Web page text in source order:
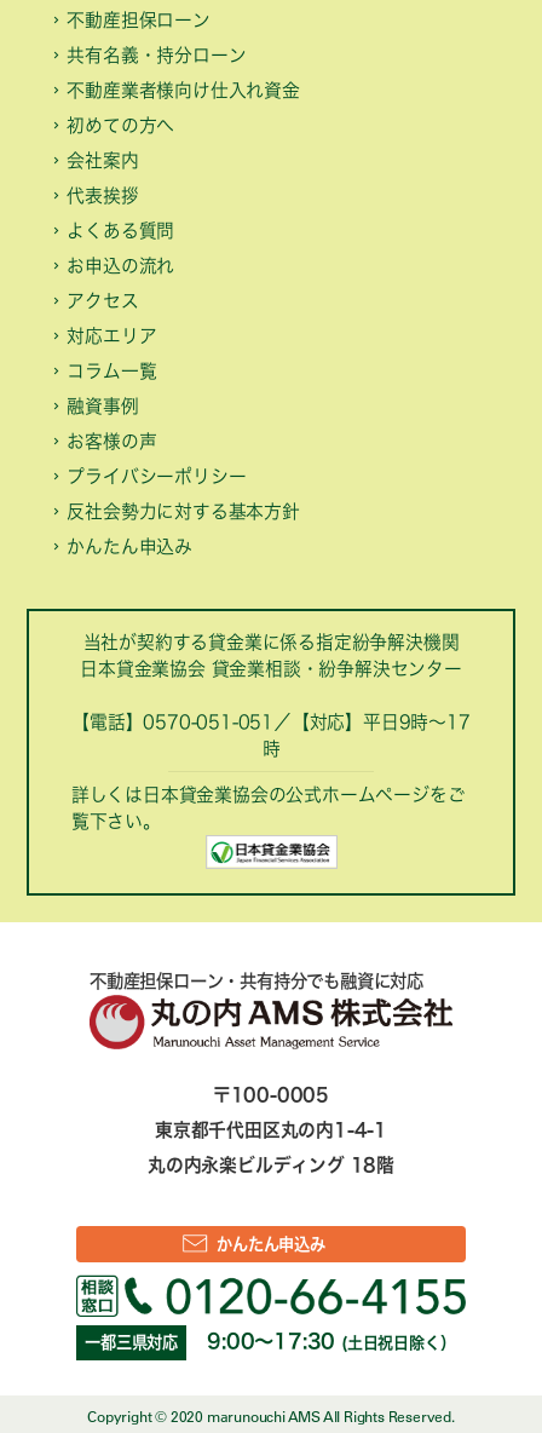
不動産担保ローン
共有名義・持分ローン
不動産業者様向け仕入れ資金
初めての方へ
会社案内
代表挨拶
よくある質問
お申込の流れ
アクセス
対応エリア
コラム一覧
融資事例
お客様の声
プライバシーポリシー
反社会勢力に対する基本方針
かんたん申込み
当社が契約する貸金業に係る指定紛争解決機関
日本貸金業協会 貸金業相談・紛争解決センター
【電話】0570-051-051／【対応】平日9時～17
時
詳しくは日本貸金業協会の公式ホームページをご
覧下さい。
不動産担保ローン・共有持分でも融資に対応
〒100-0005
東京都千代田区丸の内1-4-1
丸の内永楽ビルディング 18階
かんたん申込み
一都三県対応 9:00～17:30 (土日祝日除く）
Copyright © 2020 marunouchi AMS All Rights Reserved.